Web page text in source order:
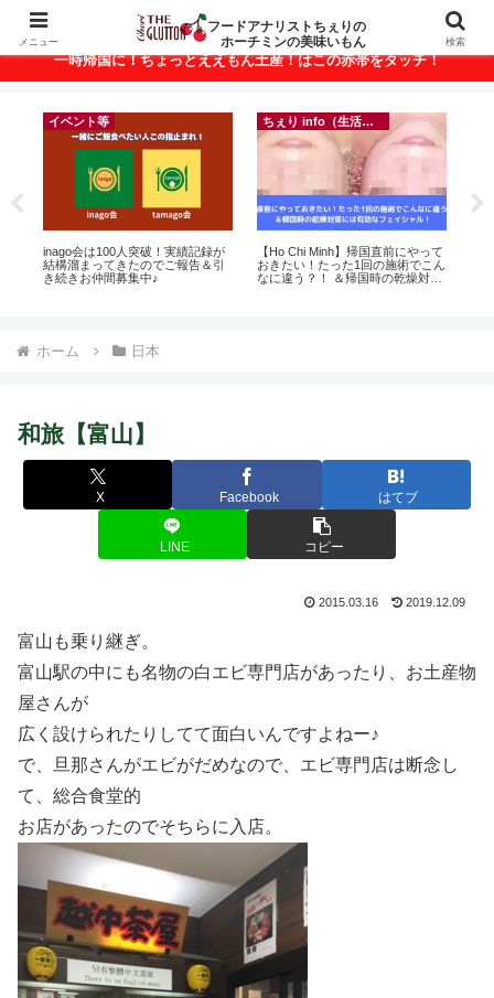
ベトナム・ホーチミンの美味いもんが満載！
一時帰国に！ちょっとええもん土産！はこの赤帯をタッチ！
イベント等
inago会は100人突破！実績記録が
結構溜まってきたのでご報告＆引
き続きお仲間募集中♪
ちぇり info（生活情報）
【Ho Chi Minh】帰国直前にやって
おきたい！たった1回の施術でこん
なに違う？！ ＆帰国時の乾燥対策
ホーム 日本
和旅【富山】
X Facebook はてブ
LINE コピー
2015.03.16 2019.12.09
富山も乗り継ぎ。
富山駅の中にも名物の白エビ専門店があったり、お土産物
屋さんが
広く設けられたりしてて面白いんですよねー♪
で、旦那さんがエビがだめなので、エビ専門店は断念し
て、総合食堂的
お店があったのでそちらに入店。
メニュー
フードアナリストちぇりの
ホーチミンの美味いもん
検索